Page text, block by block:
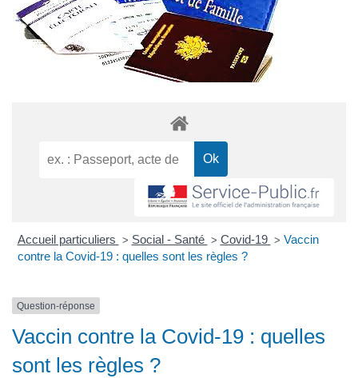
Accueil particuliers > Social - Santé > Covid-19 > Vaccin
contre la Covid-19 : quelles sont les règles ?
Question-réponse
Vaccin contre la Covid-19 : quelles
sont les règles ?